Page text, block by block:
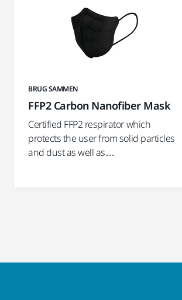
BRUG SAMMEN
FFP2 Carbon Nanofiber Mask
Certified FFP2 respirator which
protects the user from solid particles
and dust as well as…